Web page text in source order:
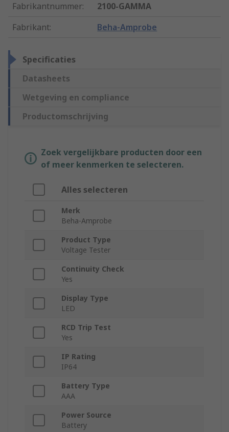
Fabrikantnummer:
2100-GAMMA
Fabrikant: Beha-Amprobe
Specificaties
Datasheets
Wetgeving en compliance
Productomschrijving
Zoek vergelijkbare producten door een
of meer kenmerken te selecteren.
Alles selecteren
Merk
Beha-Amprobe
Product Type
Voltage Tester
Continuity Check
Yes
Display Type
LED
RCD Trip Test
Yes
IP Rating
IP64
Battery Type
AAA
Power Source
Battery